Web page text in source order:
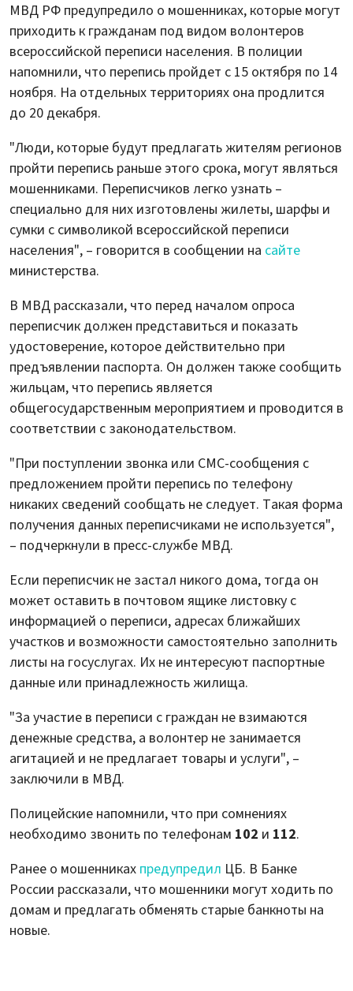
МВД РФ предупредило о мошенниках, которые могут
приходить к гражданам под видом волонтеров
всероссийской переписи населения. В полиции
напомнили, что перепись пройдет с 15 октября по 14
ноября. На отдельных территориях она продлится
до 20 декабря.
"Люди, которые будут предлагать жителям регионов
пройти перепись раньше этого срока, могут являться
мошенниками. Переписчиков легко узнать –
специально для них изготовлены жилеты, шарфы и
сумки с символикой всероссийской переписи
населения", – говорится в сообщении на сайте
министерства.
В МВД рассказали, что перед началом опроса
переписчик должен представиться и показать
удостоверение, которое действительно при
предъявлении паспорта. Он должен также сообщить
жильцам, что перепись является
общегосударственным мероприятием и проводится в
соответствии с законодательством.
"При поступлении звонка или СМС-сообщения с
предложением пройти перепись по телефону
никаких сведений сообщать не следует. Такая форма
получения данных переписчиками не используется",
– подчеркнули в пресс-службе МВД.
Если переписчик не застал никого дома, тогда он
может оставить в почтовом ящике листовку с
информацией о переписи, адресах ближайших
участков и возможности самостоятельно заполнить
листы на госуслугах. Их не интересуют паспортные
данные или принадлежность жилища.
"За участие в переписи с граждан не взимаются
денежные средства, а волонтер не занимается
агитацией и не предлагает товары и услуги", –
заключили в МВД.
Полицейские напомнили, что при сомнениях
необходимо звонить по телефонам 102 и 112.
Ранее о мошенниках предупредил ЦБ. В Банке
России рассказали, что мошенники могут ходить по
домам и предлагать обменять старые банкноты на
новые.